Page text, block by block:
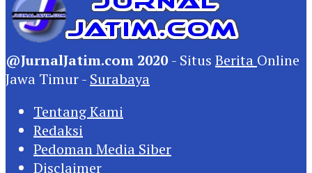
@JurnalJatim.com 2020 - Situs Berita Online
Jawa Timur - Surabaya
Tentang Kami
Redaksi
Pedoman Media Siber
Disclaimer